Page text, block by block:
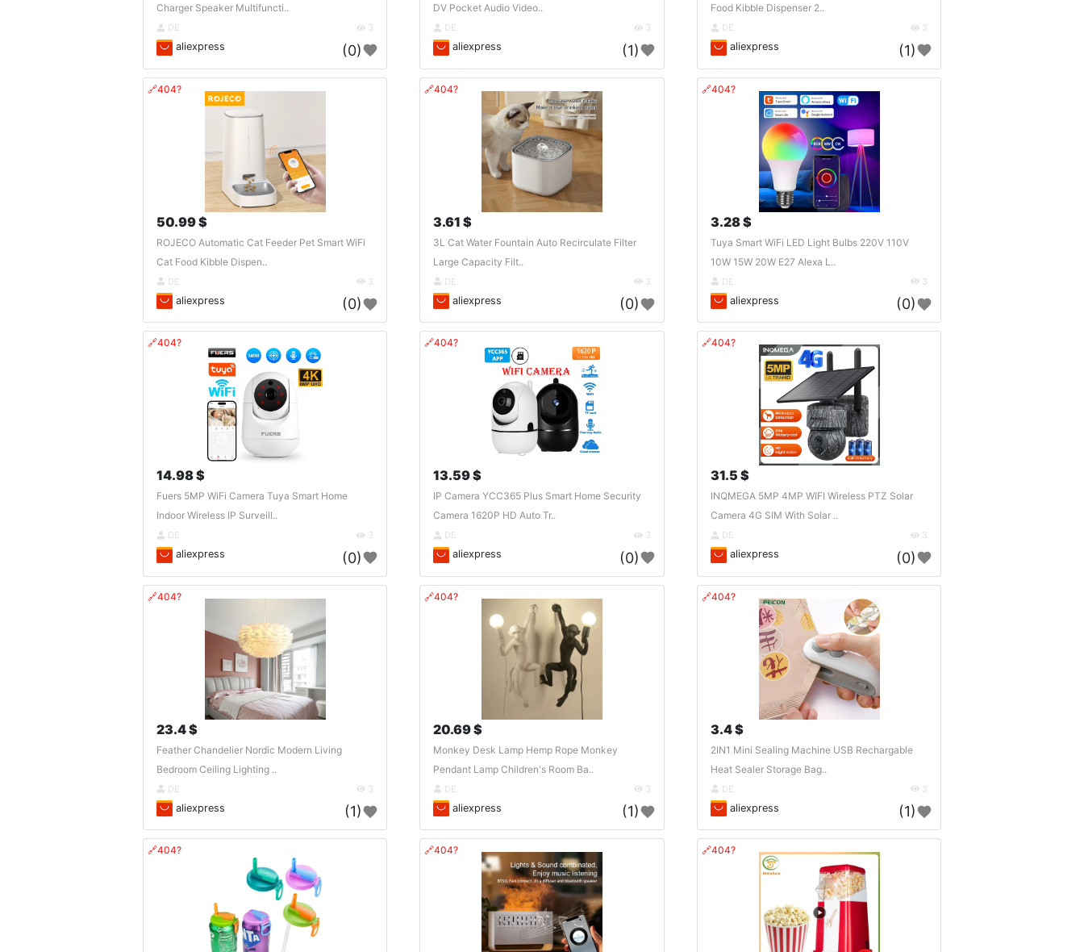
Charger Speaker Multifuncti..
DE 3
aliexpress (0)
DV Pocket Audio Video..
DE 3
aliexpress (1)
Food Kibble Dispenser 2..
DE 3
aliexpress (1)
🔗404?
50.99 $
ROJECO Automatic Cat Feeder Pet Smart WiFi
Cat Food Kibble Dispen..
DE 3
aliexpress (0)
🔗404?
3.61 $
3L Cat Water Fountain Auto Recirculate Filter
Large Capacity Filt..
DE 3
aliexpress (0)
🔗404?
3.28 $
Tuya Smart WiFi LED Light Bulbs 220V 110V
10W 15W 20W E27 Alexa L..
DE 3
aliexpress (0)
🔗404?
14.98 $
Fuers 5MP WiFi Camera Tuya Smart Home
Indoor Wireless IP Surveill..
DE 3
aliexpress (0)
🔗404?
13.59 $
IP Camera YCC365 Plus Smart Home Security
Camera 1620P HD Auto Tr..
DE 3
aliexpress (0)
🔗404?
31.5 $
INQMEGA 5MP 4MP WIFI Wireless PTZ Solar
Camera 4G SIM With Solar ..
DE 3
aliexpress (0)
🔗404?
23.4 $
Feather Chandelier Nordic Modern Living
Bedroom Ceiling Lighting ..
DE 3
aliexpress (1)
🔗404?
20.69 $
Monkey Desk Lamp Hemp Rope Monkey
Pendant Lamp Children's Room Ba..
DE 3
aliexpress (1)
🔗404?
3.4 $
2IN1 Mini Sealing Machine USB Rechargable
Heat Sealer Storage Bag..
DE 3
aliexpress (1)
🔗404? 🔗404? 🔗404?